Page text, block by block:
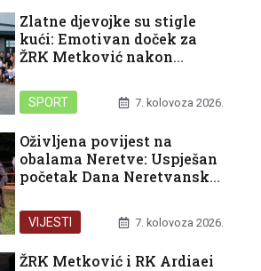
županije
Zlatne djevojke su stigle
kući: Emotivan doček za
ŽRK Metković nakon
Rijeci
SPORT 7. kolovoza 2026.
Oživljena povijest na
obalama Neretve: Uspješan
početak Dana Neretvanske
pred nama
VIJESTI 7. kolovoza 2026.
ŽRK Metković i RK Ardiaei